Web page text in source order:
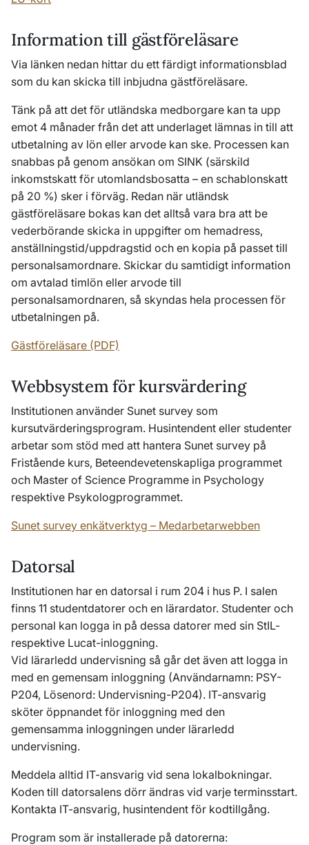
Information till gästföreläsare
Via länken nedan hittar du ett färdigt informationsblad
som du kan skicka till inbjudna gästföreläsare.
Tänk på att det för utländska medborgare kan ta upp
emot 4 månader från det att underlaget lämnas in till att
utbetalning av lön eller arvode kan ske. Processen kan
snabbas på genom ansökan om SINK (särskild
inkomstskatt för utomlandsbosatta – en schablonskatt
på 20 %) sker i förväg. Redan när utländsk
gästföreläsare bokas kan det alltså vara bra att be
vederbörande skicka in uppgifter om hemadress,
anställningstid/uppdragstid och en kopia på passet till
personalsamordnare. Skickar du samtidigt information
om avtalad timlön eller arvode till
personalsamordnaren, så skyndas hela processen för
utbetalningen på.
Gästföreläsare (PDF)
Webbsystem för kursvärdering
Institutionen använder Sunet survey som
kursutvärderingsprogram. Husintendent eller studenter
arbetar som stöd med att hantera Sunet survey på
Fristående kurs, Beteendevetenskapliga programmet
och Master of Science Programme in Psychology
respektive Psykologprogrammet.
Sunet survey enkätverktyg – Medarbetarwebben
Datorsal
Institutionen har en datorsal i rum 204 i hus P. I salen
finns 11 studentdatorer och en lärardator. Studenter och
personal kan logga in på dessa datorer med sin StIL-
respektive Lucat-inloggning.
Vid lärarledd undervisning så går det även att logga in
med en gemensam inloggning (Användarnamn: PSY-
P204, Lösenord: Undervisning-P204). IT-ansvarig
sköter öppnandet för inloggning med den
gemensamma inloggningen under lärarledd
undervisning.
Meddela alltid IT-ansvarig vid sena lokalbokningar.
Koden till datorsalens dörr ändras vid varje terminsstart.
Kontakta IT-ansvarig, husintendent för kodtillgång.
Program som är installerade på datorerna: